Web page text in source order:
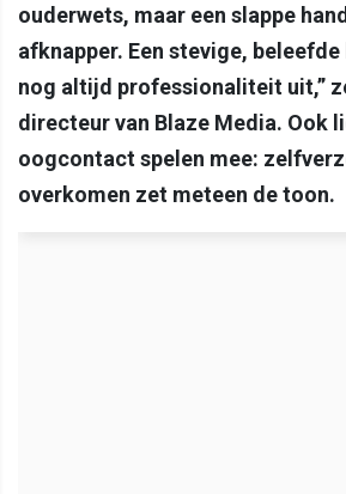
ouderwets, maar een slappe
afknapper. Een stevige,
nog altijd professionaliteit uit,”
directeur van Blaze Media. Ook
oogcontact spelen mee:
overkomen zet meteen de toon.